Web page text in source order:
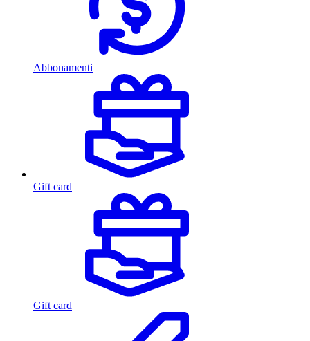
Abbonamenti
Gift card
Gift card